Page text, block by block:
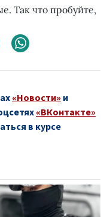
Так что пробуйте,
«Новости» и
«ВКонтакте»
в курсе